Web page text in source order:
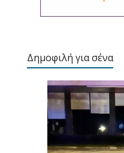
Δημοφιλή για σένα